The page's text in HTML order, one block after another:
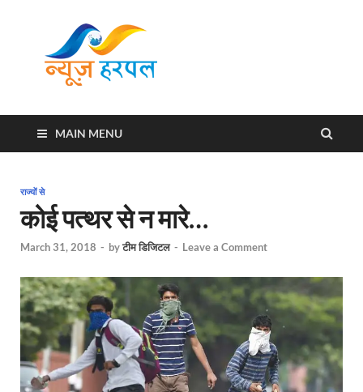
MAIN MENU
राज्यों से
कोई पत्थर से न मारे…
March 31, 2018 - byटीम डिजिटल - Leave a Comment